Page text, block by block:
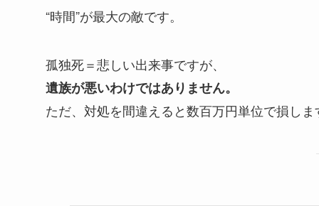
“時間”が最大の敵です。
孤独死＝悲しい出来事ですが、
遺族が悪いわけではありません。
ただ、対処を間違えると数百万円単位で損しま